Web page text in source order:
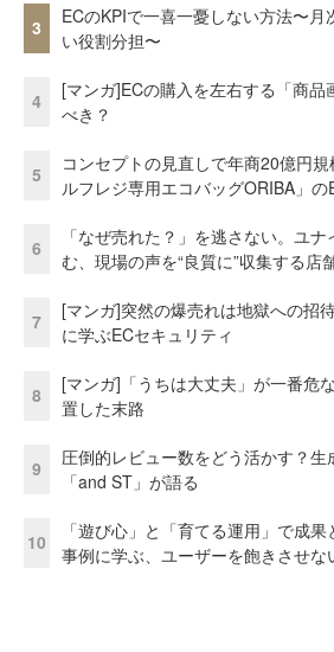
3
ECのKPIで一喜一憂しない方法〜月
い役割分担〜
4
[マンガ]ECの購入を左右する「商品
べき？
5
コンセプトの見直しで年商20億円
ルフレジ専用エコバッグORIBA」の
6
「なぜ売れた？」を逃さない。ユ
む、現場の声を“良質に”収集する店
7
[マンガ]突然の爆売れは地獄への招
に学ぶECセキュリティ
8
[マンガ]「うちは大丈夫」が一番危
置した末路
9
圧倒的レビュー数をどう活かす？生
「and ST」が語る
10
「遊び心」と「育てる運用」で成
事例に学ぶ、ユーザーを飽きさせな